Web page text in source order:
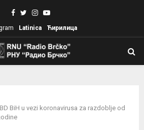
Facebook
TwitterInstagram
Youtube
Latinica Ћирилица
BiH u vezi koronavirusa za razdoblje od